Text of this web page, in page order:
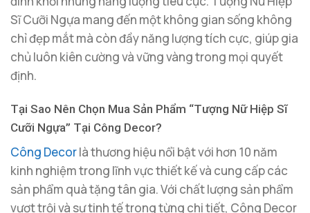
Sĩ Cưỡi Ngựa mang đến một không gian sống không
chỉ đẹp mắt mà còn đầy năng lượng tích cực, giúp gia
chủ luôn kiên cường và vững vàng trong mọi quyết
định.
Tại Sao Nên Chọn Mua Sản Phẩm “Tượng Nữ Hiệp Sĩ
Cưỡi Ngựa” Tại Công Decor?
Công Decorlà thương hiệu nổi bật với hơn 10 năm
kinh nghiệm trong lĩnh vực thiết kế và cung cấp các
sản phẩm quà tặng tân gia. Với chất lượng sản phẩm
vượt trội và sự tinh tế trong từng chi tiết, Công Decor